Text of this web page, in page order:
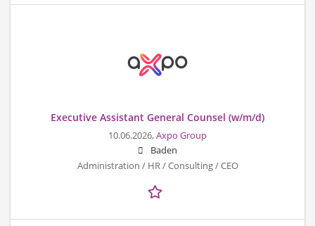
Executive Assistant General Counsel (w/m/d)
10.06.2026,Axpo Group
Baden
Administration / HR / Consulting / CEO